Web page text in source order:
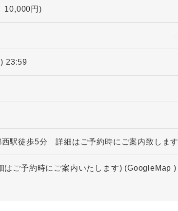
円)
23:59
西駅徒歩5分 詳細はご予約時にご案内致します
はご予約時にご案内いたします) (GoogleMap)